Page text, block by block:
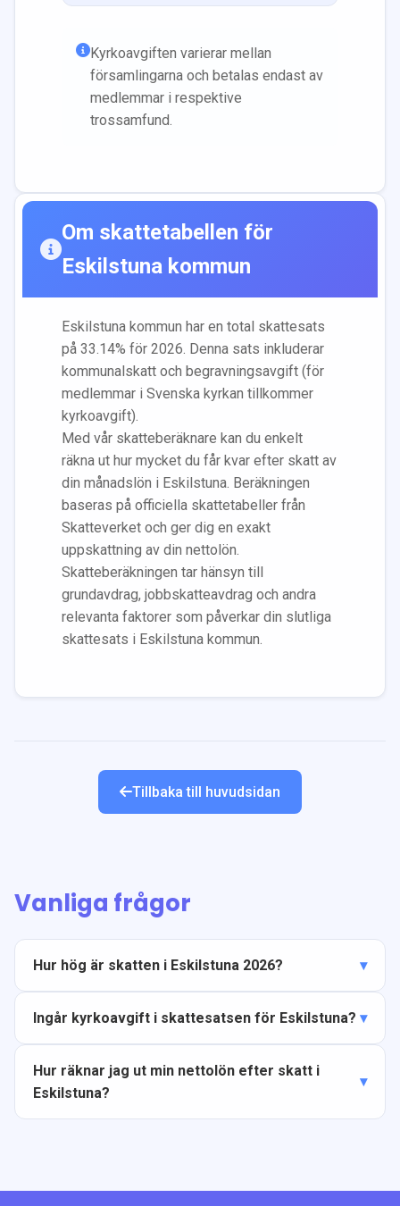
Kyrkoavgiften varierar mellan
församlingarna och betalas endast av
medlemmar i respektive
trossamfund.
Om skattetabellen för
Eskilstuna kommun
Eskilstuna kommun har en total skattesats
på 33.14% för 2026. Denna sats inkluderar
kommunalskatt och begravningsavgift (för
medlemmar i Svenska kyrkan tillkommer
kyrkoavgift).
Med vår skatteberäknare kan du enkelt
räkna ut hur mycket du får kvar efter skatt av
din månadslön i Eskilstuna . Beräkningen
baseras på officiella skattetabeller från
Skatteverket och ger dig en exakt
uppskattning av din nettolön.
Skatteberäkningen tar hänsyn till
grundavdrag, jobbskatteavdrag och andra
relevanta faktorer som påverkar din slutliga
skattesats i Eskilstuna kommun.
Tillbaka till huvudsidan
Vanliga frågor
Hur hög är skatten i Eskilstuna 2026?
Ingår kyrkoavgift i skattesatsen för Eskilstuna?
Hur räknar jag ut min nettolön efter skatt i
Eskilstuna?